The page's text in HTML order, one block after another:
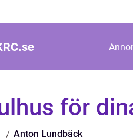
se
för
Anton Lundbäck